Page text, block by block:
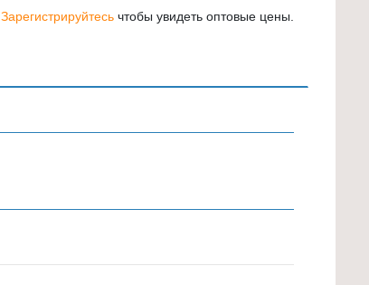
Зарегистрируйтесьчтобы увидеть оптовые цены.